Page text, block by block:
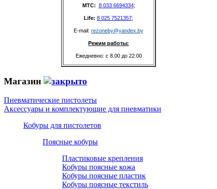
MTC: 8 033 6694334;
Life: 8 025 7521357;
E-mail: rezoneby@yandex.by
Режим работы:
Ежедневно: с 8.00 до 22.00
Магазин
Пневматические пистолеты
Аксессуары и комплектующие для пневматики
Кобуры для пистолетов
Поясные кобуры
Пластиковые крепления
Кобуры поясные кожа
Кобуры поясные пластик
Кобуры поясные текстиль